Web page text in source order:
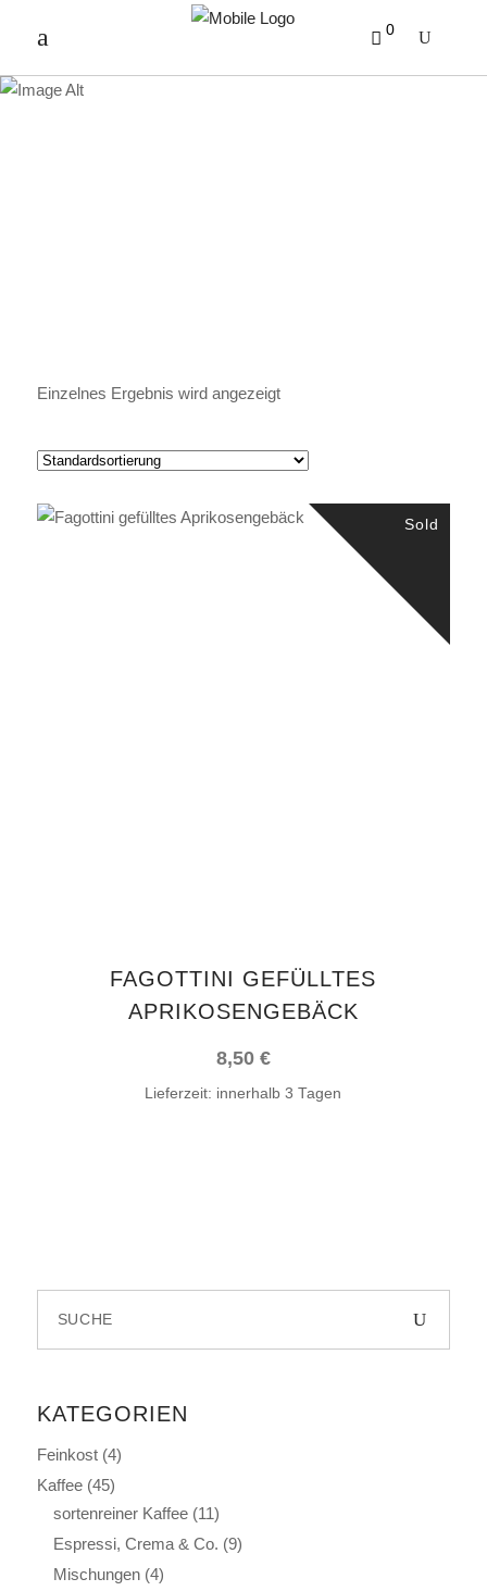
0
Einzelnes Ergebnis wird angezeigt
Sold
FAGOTTINI GEFÜLLTES
APRIKOSENGEBÄCK
8,50 €
Lieferzeit: innerhalb 3 Tagen
KATEGORIEN
Feinkost (4)
Kaffee (45)
sortenreiner Kaffee (11)
Espressi, Crema & Co. (9)
Mischungen (4)